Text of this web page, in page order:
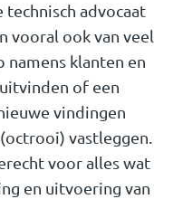
advocaat
vooral ook van veel
klanten en
of een
vindingen
vastleggen.
voor alles wat
en uitvoering van